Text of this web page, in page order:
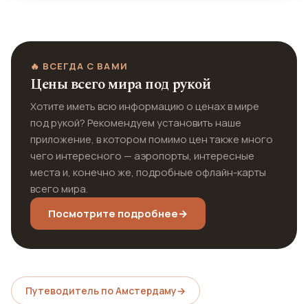
🔥 ВСЕГДА С ВАМИ
Цены всего мира под рукой
Хотите иметь всю информацию о ценах в мире
под рукой? Рекомендуем установить наше
приложение, в котором помимо цен также много
чего интересного — аэропорты, интересные
места и, конечно же, подробные офлайн-карты
всего мира.
Посмотрите подробнее→
Путеводитель по Амстердаму→